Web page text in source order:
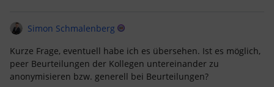
Simon Schmalenberg
Kurze Frage, eventuell habe ich es übersehen. Ist es möglich,
peer Beurteilungen der Kollegen untereinander zu
anonymisieren bzw. generell bei Beurteilungen?